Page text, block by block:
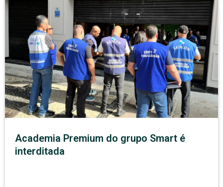
Academia Premium do grupo Smart é
interditada